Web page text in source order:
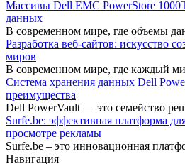
Массивы Dell EMC PowerStore
данных
В современном мире, где объемы
Разработка веб-сайтов: искусство
миров
В современном мире, где каждый
Система хранения данных Dell
преимущества
Dell PowerVault — это семейство
Surfe.be: эффективная платформа
просмотре рекламы
Surfe.be – это инновационная
Навигация